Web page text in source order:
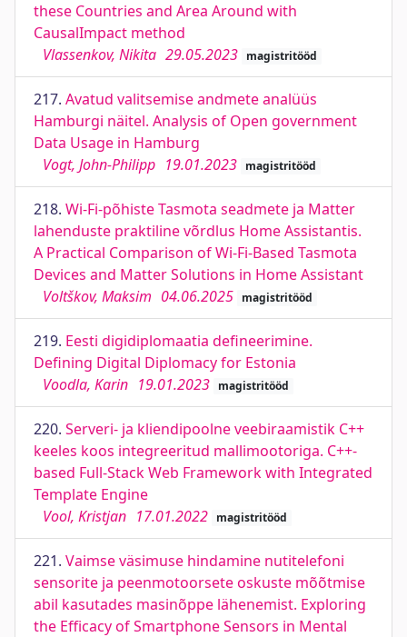
these Countries and Area Around with
CausalImpact method
Vlassenkov, Nikita 29.05.2023 magistritööd
217. Avatud valitsemise andmete analüüs
Hamburgi näitel. Analysis of Open government
Data Usage in Hamburg
Vogt, John-Philipp 19.01.2023 magistritööd
218. Wi-Fi-põhiste Tasmota seadmete ja Matter
lahenduste praktiline võrdlus Home Assistantis.
A Practical Comparison of Wi-Fi-Based Tasmota
Devices and Matter Solutions in Home Assistant
Voltškov, Maksim 04.06.2025 magistritööd
219. Eesti digidiplomaatia defineerimine.
Defining Digital Diplomacy for Estonia
Voodla, Karin 19.01.2023 magistritööd
220. Serveri- ja kliendipoolne veebiraamistik C++
keeles koos integreeritud mallimootoriga. C++-
based Full-Stack Web Framework with Integrated
Template Engine
Vool, Kristjan 17.01.2022 magistritööd
221. Vaimse väsimuse hindamine nutitelefoni
sensorite ja peenmotoorsete oskuste mõõtmise
abil kasutades masinõppe lähenemist. Exploring
the Efficacy of Smartphone Sensors in Mental